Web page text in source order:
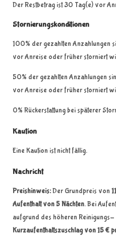
Der Restbetrag ist 30 Tag(e) vor
Stornierungskonditionen
100% der gezahlten Anzahlungen
vor Anreise oder früher storniert
50% der gezahlten Anzahlungen
vor Anreise oder früher storniert
0% Rückerstattung bei späterer
Kaution
Eine Kaution ist nicht fällig.
Nachricht
Preishinweis: Der Grundpreis von
Aufenthalt von 5 Nächten. Bei
aufgrund des höheren
Kurzaufenthaltszuschlag von 15 €